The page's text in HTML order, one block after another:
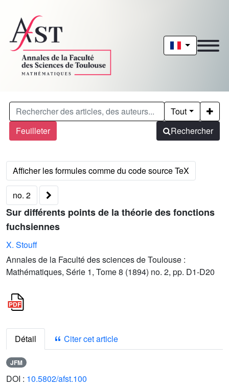
Feuilleter
Tout
Rechercher
no. 2
Sur différents points de la théorie des fonctions
fuchsiennes
X. Stouff
Annales de la Faculté des sciences de Toulouse :
Mathématiques, Série 1, Tome 8 (1894) no. 2, pp. D1-D20
Détail Citer cet article
JFM
DOI : 10.5802/afst.100